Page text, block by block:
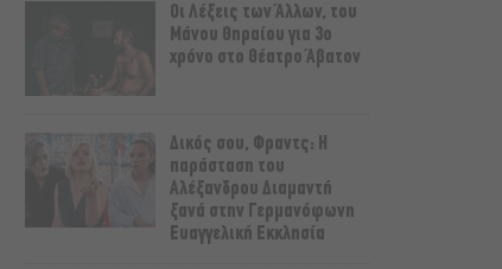
Οι Λέξεις των Άλλων, του
Μάνου Θηραίου για 3ο
χρόνο στο Θέατρο Άβατον
Δικός σου, Φραντς: Η
παράσταση του
Αλέξανδρου Διαμαντή
ξανά στην Γερμανόφωνη
Ευαγγελική Εκκλησία